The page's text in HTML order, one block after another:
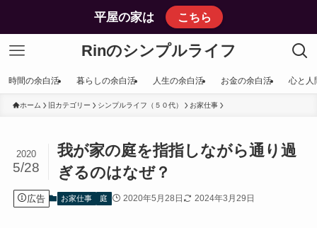
平屋の家は こちら
Rinのシンプルライフ
時間の余白活 暮らしの余白活 人生の余白活 お金の余白活 心と人
ホーム 旧カテゴリー シンプルライフ（５０代） お家仕事
我が家の庭を指指しながら通り過
ぎるのはなぜ？
2020
5/28
広告 お家仕事 庭 2020年5月28日 2024年3月29日